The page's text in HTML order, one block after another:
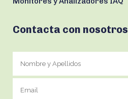
Contacta con nosotros